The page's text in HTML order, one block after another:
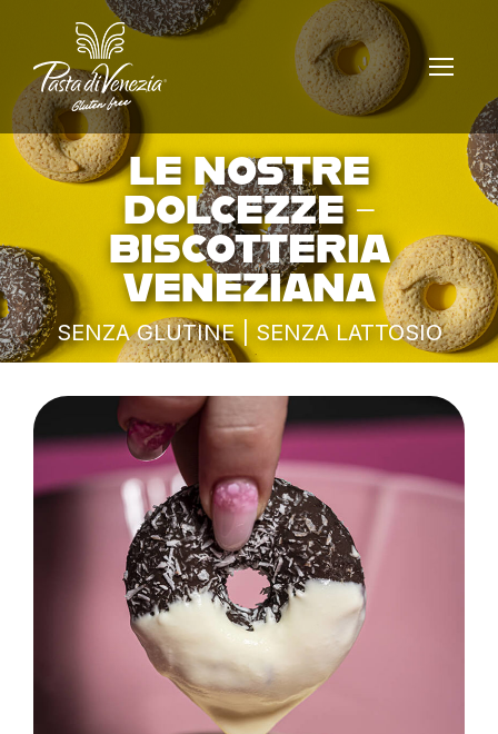
LE NOSTRE
DOLCEZZE –
BISCOTTERIA
VENEZIANA
SENZA GLUTINE | SENZA LATTOSIO